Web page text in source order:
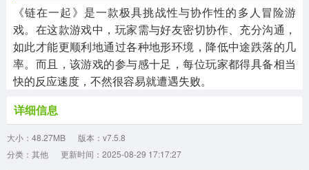
《链在一起》是一款极具挑战性与协作性的多人冒险游
戏。在这款游戏中，玩家需与好友密切协作、充分沟通，
如此才能更顺利地通过各种地形环境，降低中途跌落的几
率。而且，该游戏的参与感十足，每位玩家都得具备相当
快的反应速度，不然很容易就遭遇失败。
详细信息
大小：48.27MB
版本：v7.5.8
分类：其他
更新时间：2025-08-29 17:17:27